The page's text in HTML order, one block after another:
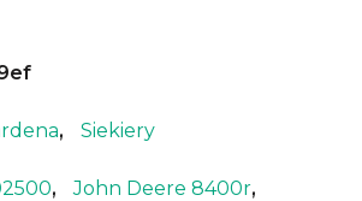
, Siekiery
, John Deere 8400r,